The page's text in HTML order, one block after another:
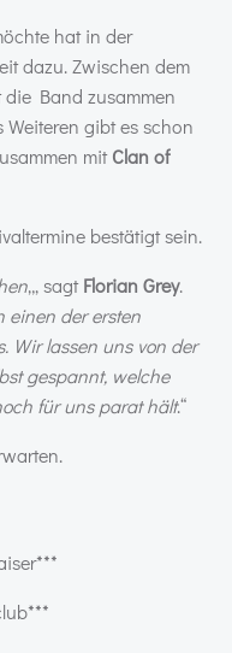
hat in der
dazu. Zwischen dem
die Band zusammen
Weiteren gibt es schon
mitClan of
bestätigt sein.
„, sagtFlorian Grey.
einen der ersten
Wir lassen uns von der
gespannt, welche
für uns parat hält.“